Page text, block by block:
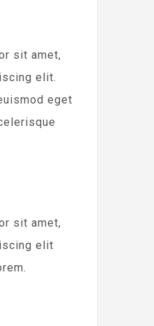
sit amet,
elit.
eget
sit amet,
elit